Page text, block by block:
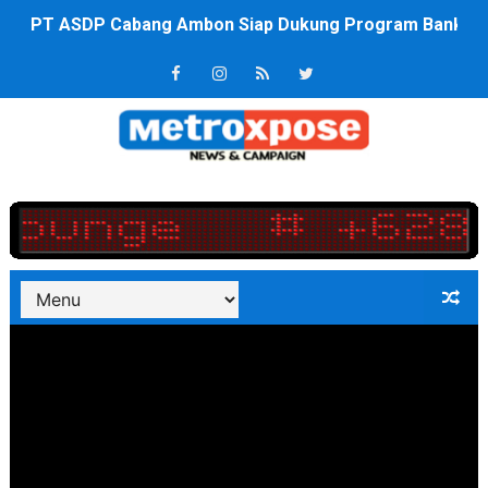
PT ASDP Cabang Ambon Siap Dukung Program Bank
Saadiah Uluputty Buka Pekan Olahraga HUT ke-81 RI
4 Dokter Asal Nias Barat Lulus PPDS di FK USU,
DPRD Kota Bekasi Minta Penanganan Pencemaran
Unggul 3 Gol Kesebelasan MKRE FC Raih Tiket
Jelang HUT RI ke 81Turnamen Olah Anak Muda Kota